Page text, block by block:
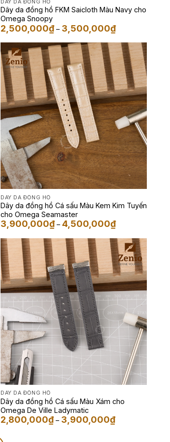
DÂY DA ĐỒNG HỒ
Dây da đồng hồ FKM Saicloth Màu Navy cho
Omega Snoopy
2,500,000₫ – 3,500,000₫Khoảng
giá:
từ
2,500,000₫
đến
3,500,000₫
DÂY DA ĐỒNG HỒ
Dây da đồng hồ Cá sấu Màu Kem Kim Tuyến
cho Omega Seamaster
3,900,000₫ – 4,500,000₫Khoảng
giá:
3,900,000₫
đến
4,500,000₫
DÂY DA ĐỒNG HỒ
Dây da đồng hồ Cá sấu Màu Xám cho
Omega De Ville Ladymatic
2,800,000₫ – 3,900,000₫Khoảng
giá: